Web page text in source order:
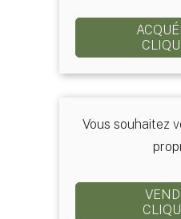
Vous souhaitez